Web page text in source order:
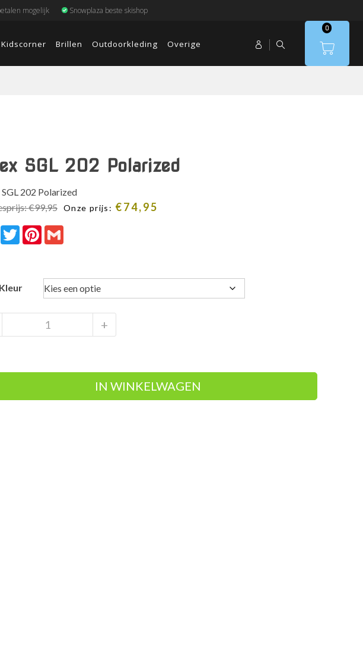
mogelijk Snowplaza beste skishop
Kidscorner Brillen Outdoorkleding Overige
0
SGL 202 Polarized
202 Polarized
€99,95 Onze prijs: €74,95
TwitterPinterestGmail
Kleur
SGL
aantal
+
IN WINKELWAGEN